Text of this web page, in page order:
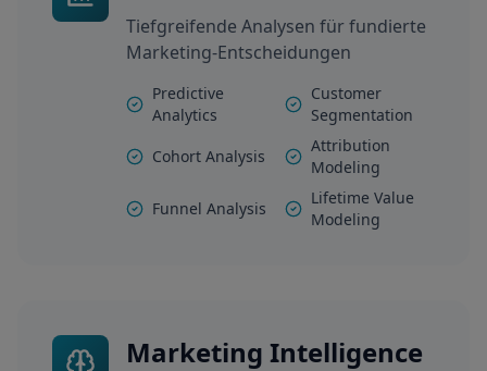
Tiefgreifende Analysen für fundierte
Marketing-Entscheidungen
Predictive
Analytics
Customer
Segmentation
Cohort Analysis
Attribution
Modeling
Funnel Analysis
Lifetime Value
Modeling
Marketing Intelligence